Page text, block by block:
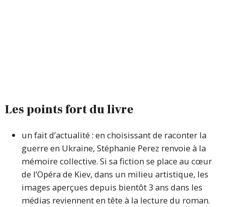
Les points fort du livre
un fait d’actualité : en choisissant de raconter la
guerre en Ukraine, Stéphanie Perez renvoie à la
mémoire collective. Si sa fiction se place au cœur
de l’Opéra de Kiev, dans un milieu artistique, les
images aperçues depuis bientôt 3 ans dans les
médias reviennent en tête à la lecture du roman.